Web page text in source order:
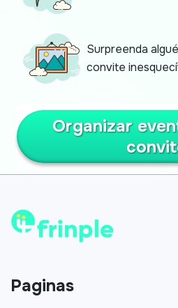
Surpreenda
convite
Organizar
Paginas